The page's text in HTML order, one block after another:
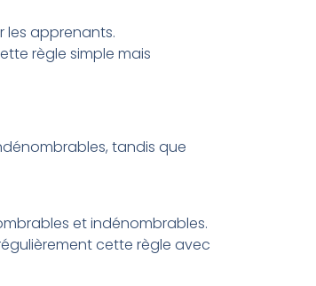
les apprenants.
règle simple mais
tandis que
et indénombrables.
cette règle avec